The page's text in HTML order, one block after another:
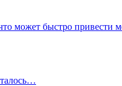
может быстро привести